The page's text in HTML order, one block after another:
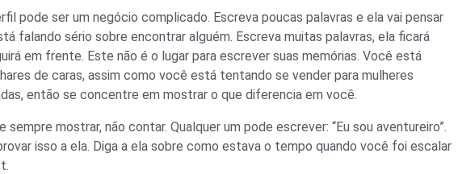
pode ser um negócio complicado. Escreva poucas palavras e ela vai pensar
falando sério sobre encontrar alguém. Escreva muitas palavras, ela ficará
em frente. Este não é o lugar para escrever suas memórias. Você está
de caras, assim como você está tentando se vender para mulheres
então se concentre em mostrar o que diferencia em você.
sempre mostrar, não contar. Qualquer um pode escrever: “Eu sou aventureiro”.
isso a ela. Diga a ela sobre como estava o tempo quando você foi escalar